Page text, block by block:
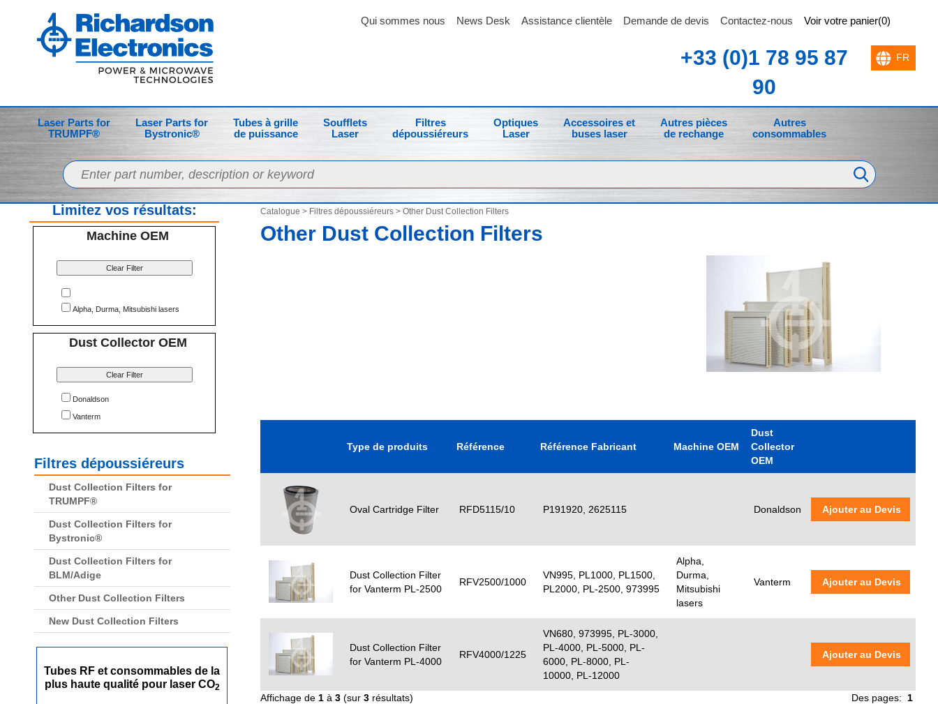
Voir votre panier(0)
Qui sommes nous News Desk Assistance clientèle Demande de devis Contactez-nous
+33 (0)1 78 95 87
90
Laser Parts for
TRUMPF®
Laser Parts for
Bystronic®
Tubes à grille
de puissance
Soufflets
Laser
Filtres
dépoussiéreurs
Optiques
Laser
Accessoires et
buses laser
Autres pièces
de rechange
Autres
consommables
Catalogue > Filtres dépoussiéreurs> Other Dust Collection Filters
Other Dust Collection Filters
Type de produits Référence Référence Fabricant Machine OEM
Dust
Collector
OEM
Oval Cartridge Filter RFD5115/10 P191920, 2625115 Donaldson Ajouter au Devis
Dust Collection Filter
for Vanterm PL-2500
RFV2500/1000
VN995, PL1000, PL1500,
PL2000, PL-2500, 973995
Alpha,
Durma,
Mitsubishi
lasers
Vanterm Ajouter au Devis
Dust Collection Filter
for Vanterm PL-4000
RFV4000/1225
VN680, 973995, PL-3000,
PL-4000, PL-5000, PL-
6000, PL-8000, PL-
10000, PL-12000
Ajouter au Devis
Des pages: 1
Affichage de 1à 3(sur 3résultats)
Limitez vos résultats:
Machine OEM
Clear Filter
Alpha, Durma, Mitsubishi lasers
Dust Collector OEM
Clear Filter
Donaldson
Vanterm
Filtres dépoussiéreurs
Dust Collection Filters for
TRUMPF®
Dust Collection Filters for
Bystronic®
Dust Collection Filters for
BLM/Adige
Other Dust Collection Filters
New Dust Collection Filters
Tubes RF et consommables de la
plus haute qualité pour laser CO2